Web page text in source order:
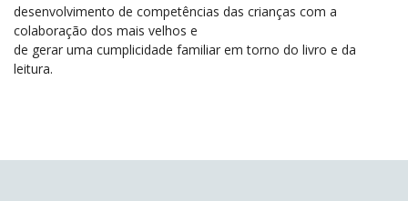
desenvolvimento de competências das crianças com a
colaboração dos mais velhos e
de gerar uma cumplicidade familiar em torno do livro e da
leitura.